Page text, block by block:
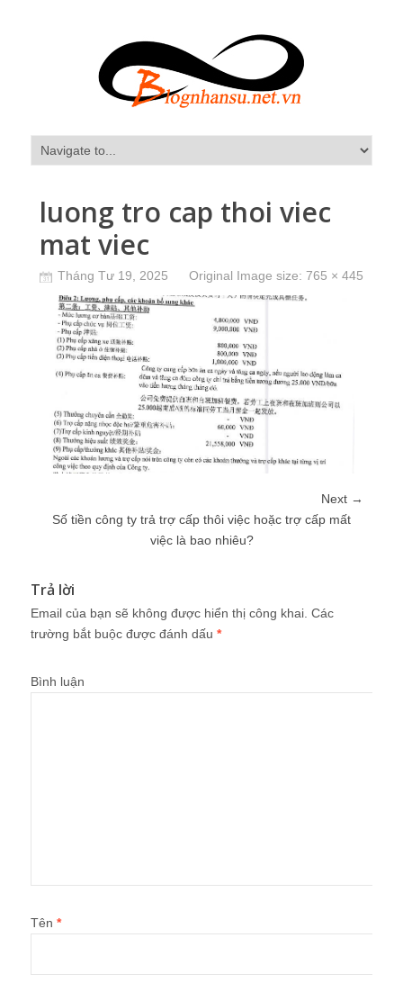
luong tro cap thoi viec
mat viec
Tháng Tư 19, 2025 Original Image size: 765 × 445
Next →
Số tiền công ty trả trợ cấp thôi việc hoặc trợ cấp mất
việc là bao nhiêu?
Trả lời
Email của bạn sẽ không được hiển thị công khai. Các
trường bắt buộc được đánh dấu *
Bình luận
Tên *